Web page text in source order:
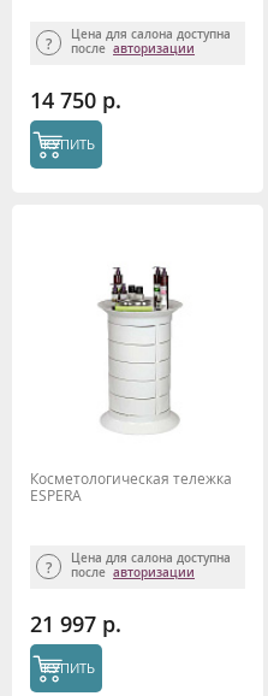
Цена для салона доступна
после авторизации
14 750 р.
КУПИТЬ
Косметологическая тележка
ESPERA
Цена для салона доступна
после авторизации
21 997 р.
КУПИТЬ